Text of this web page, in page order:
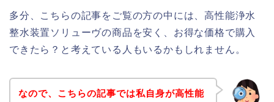
多分、こちらの記事をご覧の方の中には、高性能浄水
整水装置ソリューヴの商品を安く、お得な価格で購入
できたら？と考えている人もいるかもしれません。
なので、こちらの記事では私自身が高性能